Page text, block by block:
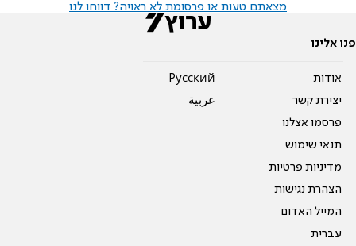
מצאתם טעות או פרסומת לא ראויה? דווחו לנו
פנו אלינו
אודות
יצירת קשר
פרסמו אצלנו
תנאי שימוש
מדיניות פרטיות
הצהרת נגישות
המייל האדום
עברית
Pусский
عربية